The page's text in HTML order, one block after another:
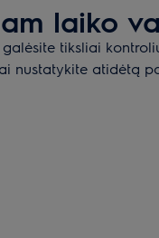
laiko
galėsite tiksliai
nustatykite atidėtą